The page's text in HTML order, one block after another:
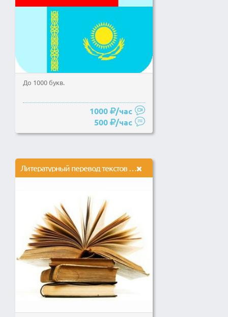
До 1000 букв.
1000
/час
500
/час
Литературный перевод текстов с английского языка